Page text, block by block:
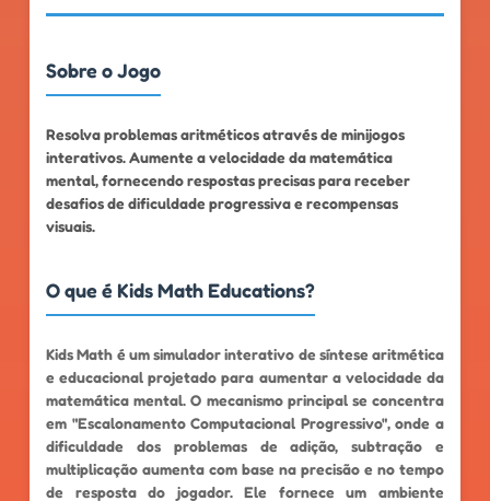
Sobre o Jogo
Resolva problemas aritméticos através de minijogos
interativos. Aumente a velocidade da matemática
mental, fornecendo respostas precisas para receber
desafios de dificuldade progressiva e recompensas
visuais.
O que é Kids Math Educations?
Kids Math é um simulador interativo de síntese aritmética
e educacional projetado para aumentar a velocidade da
matemática mental. O mecanismo principal se concentra
em "Escalonamento Computacional Progressivo", onde a
dificuldade dos problemas de adição, subtração e
multiplicação aumenta com base na precisão e no tempo
de resposta do jogador. Ele fornece um ambiente